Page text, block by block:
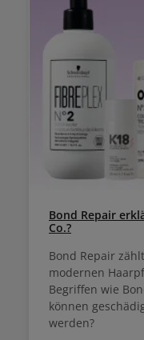
Bond Repair
Co.?
Bond Repair
modernen
Begriffen wie
können
werden?